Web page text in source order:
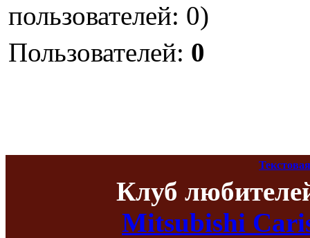
пользователей: 0)
Пользователей: 0
Клуб
Mitsubishi